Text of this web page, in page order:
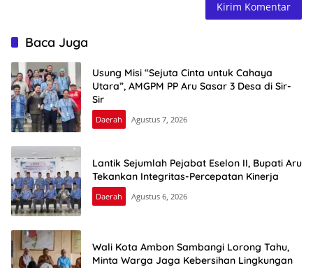
Baca Juga
Usung Misi “Sejuta Cinta untuk Cahaya
Utara”, AMGPM PP Aru Sasar 3 Desa di Sir-
Sir
Daerah Agustus 7, 2026
Lantik Sejumlah Pejabat Eselon II, Bupati Aru
Tekankan Integritas-Percepatan Kinerja
Daerah Agustus 6, 2026
Wali Kota Ambon Sambangi Lorong Tahu,
Minta Warga Jaga Kebersihan Lingkungan